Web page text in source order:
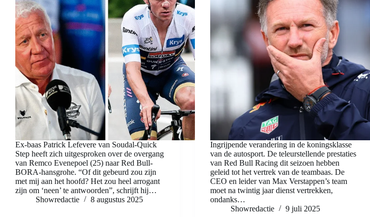
Ex-baas Patrick Lefevere van Soudal-Quick
Step heeft zich uitgesproken over de overgang
van Remco Evenepoel (25) naar Red Bull-
BORA-hansgrohe. “Of dit gebeurd zou zijn
met mij aan het hoofd? Het zou heel arrogant
zijn om ‘neen’ te antwoorden”, schrijft hij…
Showredactie
8 augustus 2025
Ingrijpende verandering in de koningsklasse
van de autosport. De teleurstellende prestaties
van Red Bull Racing dit seizoen hebben
geleid tot het vertrek van de teambaas. De
CEO en leider van Max Verstappen’s team
moet na twintig jaar dienst vertrekken,
ondanks…
Showredactie
9 juli 2025